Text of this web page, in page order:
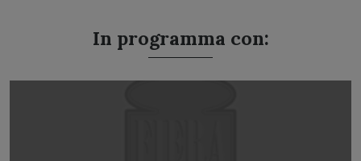
In programma con: